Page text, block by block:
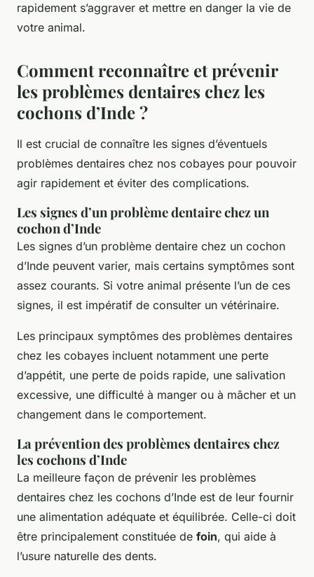
rapidement s’aggraver et mettre en danger la vie de
votre animal.
Comment reconnaître et prévenir
les problèmes dentaires chez les
cochons d’Inde ?
Il est crucial de connaître les signes d’éventuels
problèmes dentaires chez nos cobayes pour pouvoir
agir rapidement et éviter des complications.
Les signes d’un problème dentaire chez un
cochon d’Inde
Les signes d’un problème dentaire chez un cochon
d’Inde peuvent varier, mais certains symptômes sont
assez courants. Si votre animal présente l’un de ces
signes, il est impératif de consulter un vétérinaire.
Les principaux symptômes des problèmes dentaires
chez les cobayes incluent notamment une perte
d’appétit, une perte de poids rapide, une salivation
excessive, une difficulté à manger ou à mâcher et un
changement dans le comportement.
La prévention des problèmes dentaires chez
les cochons d’Inde
La meilleure façon de prévenir les problèmes
dentaires chez les cochons d’Inde est de leur fournir
une alimentation adéquate et équilibrée. Celle-ci doit
être principalement constituée de foin, qui aide à
l’usure naturelle des dents.